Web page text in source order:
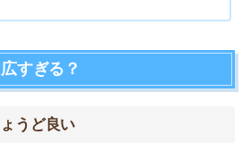
すぎる？
うど良い